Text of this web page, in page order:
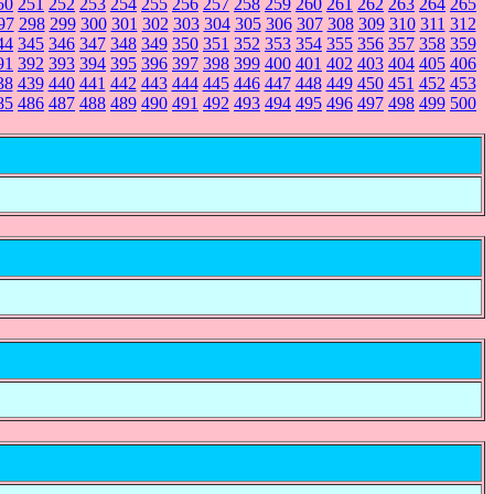
251 252 253 254 255 256 257 258 259 260 261 262 263 264 265
298 299 300 301 302 303 304 305 306 307 308 309 310 311 312
345 346 347 348 349 350 351 352 353 354 355 356 357 358 359
392 393 394 395 396 397 398 399 400 401 402 403 404 405 406
439 440 441 442 443 444 445 446 447 448 449 450 451 452 453
486 487 488 489 490 491 492 493 494 495 496 497 498 499 500